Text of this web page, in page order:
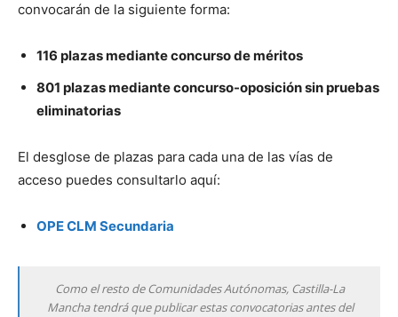
convocarán de la siguiente forma:
116 plazas mediante concurso de méritos
801 plazas mediante concurso-oposición sin pruebas
eliminatorias
El desglose de plazas para cada una de las vías de
acceso puedes consultarlo aquí:
OPE CLM Secundaria
Como el resto de Comunidades Autónomas, Castilla-La
Mancha tendrá que publicar estas convocatorias antes del